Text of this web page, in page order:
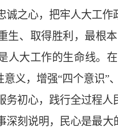
诚之心，把牢人大工作
生、取得胜利，最根
人大工作的生命线。
义，增强“四个意识”
务初心，践行全过程人
深刻说明，民心是最